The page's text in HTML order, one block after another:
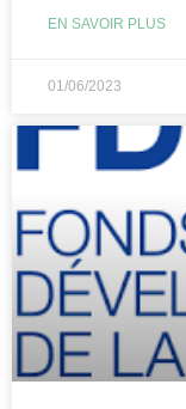
EN SAVOIR PLUS
01/06/2023